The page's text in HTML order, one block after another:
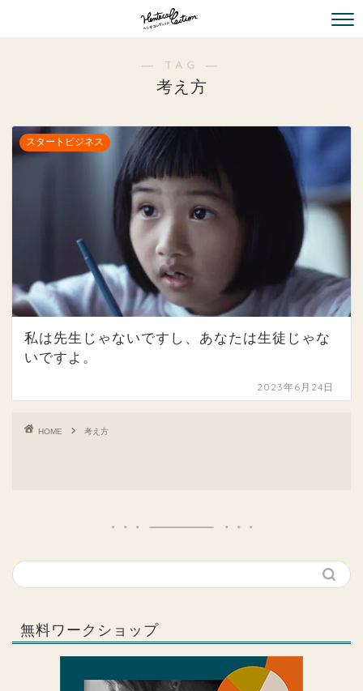
― TAG ―
考え方
スタートビジネス
私は先生じゃないですし、あなたは生徒じゃな
いですよ。
2023年6月24日
HOME 考え方
無料ワークショップ